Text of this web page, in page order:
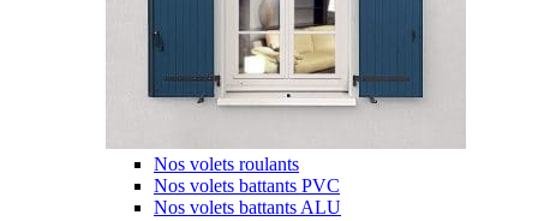
Nos volets roulants
Nos volets battants PVC
Nos volets battants ALU